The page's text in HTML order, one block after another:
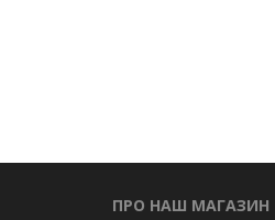
ПРО НАШ МАГАЗИН